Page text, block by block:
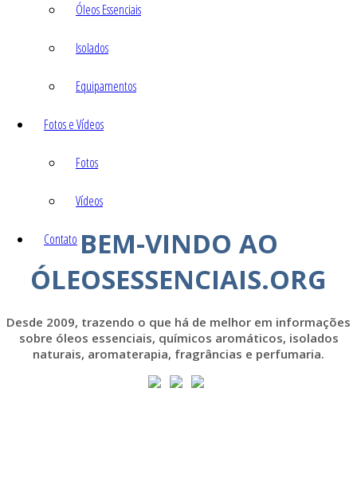
Óleos Essenciais
Isolados
Equipamentos
Fotos e Vídeos
Fotos
Vídeos
Contato BEM-VINDO AO
ÓLEOSESSENCIAIS.ORG
Desde 2009, trazendo o que há de melhor em informações
sobre óleos essenciais, químicos aromáticos, isolados
naturais, aromaterapia, fragrâncias e perfumaria.